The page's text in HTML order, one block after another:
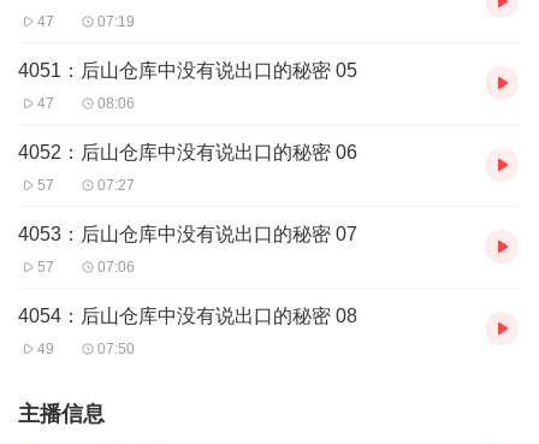
47 07:19
4051：后山仓库中没有说出口的秘密 05
47 08:06
4052：后山仓库中没有说出口的秘密 06
57 07:27
4053：后山仓库中没有说出口的秘密 07
57 07:06
4054：后山仓库中没有说出口的秘密 08
49 07:50
主播信息